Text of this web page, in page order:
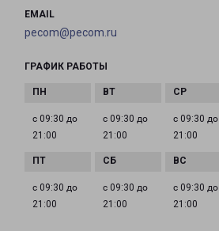
EMAIL
pecom@pecom.ru
ГРАФИК РАБОТЫ
с 09:30 до
21:00
с 09:30 до
21:00
с 09:30 до
21:00
с 09:30 до
21:00
с 09:30 до
21:00
с 09:30 до
21:00